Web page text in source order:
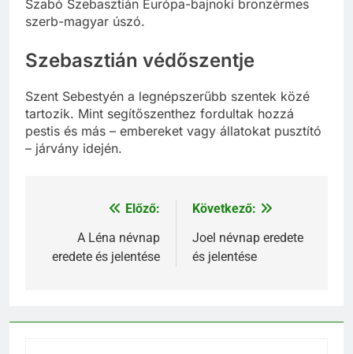
Szabó Szebasztián Európa-bajnoki bronzérmes
szerb-magyar úszó.
Szebasztián védőszentje
Szent Sebestyén a legnépszerűbb szentek közé
tartozik. Mint segítőszenthez fordultak hozzá
pestis és más – embereket vagy állatokat pusztító
– járvány idején.
Bejegyzés
navigáció
Előző:
A Léna névnap
eredete és jelentése
Következő:
Joel névnap eredete
és jelentése